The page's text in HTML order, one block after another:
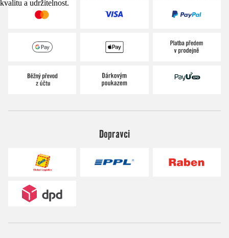
kvalitu a udržitelnost.
Dopravci